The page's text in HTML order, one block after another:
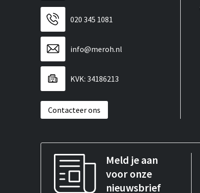
020 345 1081
info@meroh.nl
KVK: 34186213
Contacteer ons
Meld je aan
voor onze
nieuwsbrief